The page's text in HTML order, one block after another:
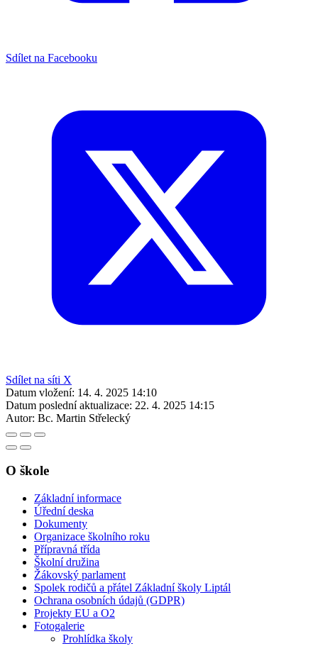
Sdílet na Facebooku
Sdílet na síti X
Datum vložení: 14. 4. 2025 14:10
Datum poslední aktualizace: 22. 4. 2025 14:15
Autor: Bc. Martin Střelecký
O škole
Základní informace
Úřední deska
Dokumenty
Organizace školního roku
Přípravná třída
Školní družina
Žákovský parlament
Spolek rodičů a přátel Základní školy Liptál
Ochrana osobních údajů (GDPR)
Projekty EU a O2
Fotogalerie
Prohlídka školy